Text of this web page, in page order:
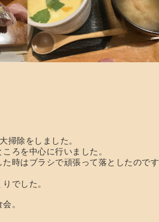
掃除をしました。
ろを中心に行いました。
時はブラシで頑張って落としたのです
でした。
。